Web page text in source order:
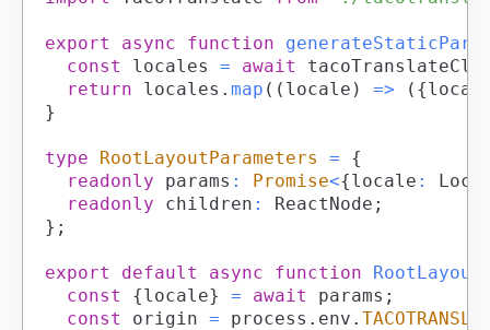
export async function
const
locales = await
return locales . map ( ( locale ) => ( {
}
type RootLayoutParameters =
{
readonly params : Promise<{locale :
readonly children : ReactNode ;
} ;
export default async function RootLayout
const
{locale} = await params ;
const
origin = process . env .